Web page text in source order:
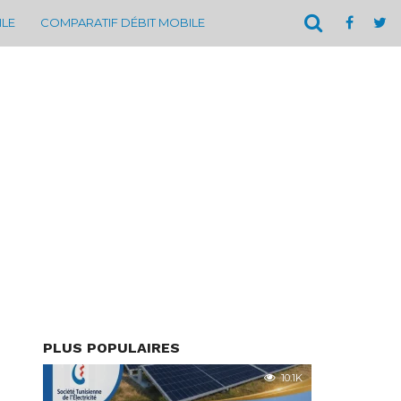
COMPARATIF DÉBIT MOBILE
PLUS POPULAIRES
10.1K